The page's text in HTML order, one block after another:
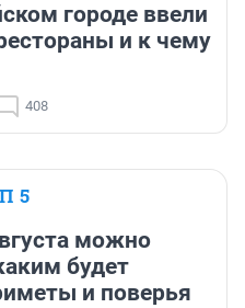
городе ввели
и к чему
408
5
можно
будет
и поверья